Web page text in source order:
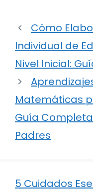
Cómo
Individual de
Nivel Inicial:
Matemáticas
Guía
Padres
5 Cuidados